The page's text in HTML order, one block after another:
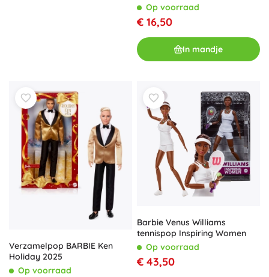
Op voorraad
€ 16,50
In mandje
Verzamelpop BARBIE Ken
Holiday 2025
Op voorraad
Barbie Venus Williams
tennispop Inspiring Women
Op voorraad
€ 43,50